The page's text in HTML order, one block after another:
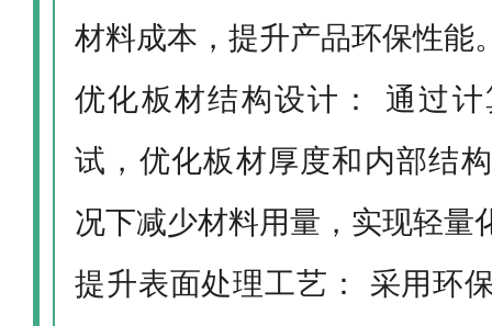
材料成本，提升产品环保性能
优化板材结构设计： 通过
试，优化板材厚度和内部结
况下减少材料用量，实现轻量
提升表面处理工艺： 采用环